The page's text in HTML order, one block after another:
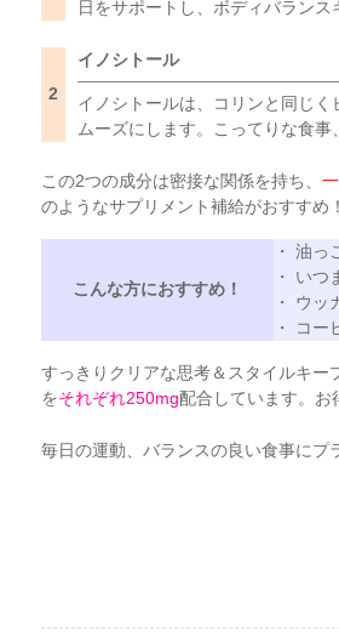
日をサポートし、ボディバランス
2
イノシトール
イノシトールは、コリンと同じ
ムーズにします。こってりな食事
この2つの成分は密接な関係を持ち、
のようなサプリメント補給がおすすめ！
こんな方におすすめ！
・ 油っ
・ いつ
・ ウッ
・ コー
すっきりクリアな思考＆スタイルキ
をそれぞれ250mg配合しています。お
毎日の運動、バランスの良い食事にプ